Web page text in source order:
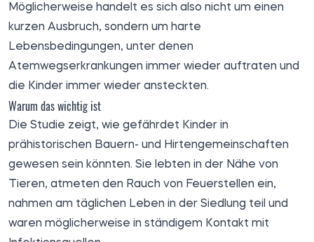
Möglicherweise handelt es sich also nicht um einen
kurzen Ausbruch, sondern um harte
Lebensbedingungen, unter denen
Atemwegserkrankungen immer wieder auftraten und
die Kinder immer wieder ansteckten.
Warum das wichtig ist
Die Studie zeigt, wie gefährdet Kinder in
prähistorischen Bauern- und Hirtengemeinschaften
gewesen sein könnten. Sie lebten in der Nähe von
Tieren, atmeten den Rauch von Feuerstellen ein,
nahmen am täglichen Leben in der Siedlung teil und
waren möglicherweise in ständigem Kontakt mit